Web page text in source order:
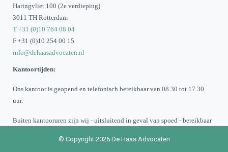
Haringvliet 100 (2e verdieping)
3011 TH Rotterdam
T +31 (0)10 764 08 04
F +31 (0)10 254 00 15
info@dehaasadvocaten.nl
Kantoortijden:
Ons kantoor is geopend en telefonisch bereikbaar van 08.30 tot 17.30
uur.
Buiten kantooruren zijn wij - uitsluitend in geval van spoed - bereikbaar
© Copyright 2026 De Haas Advocaten